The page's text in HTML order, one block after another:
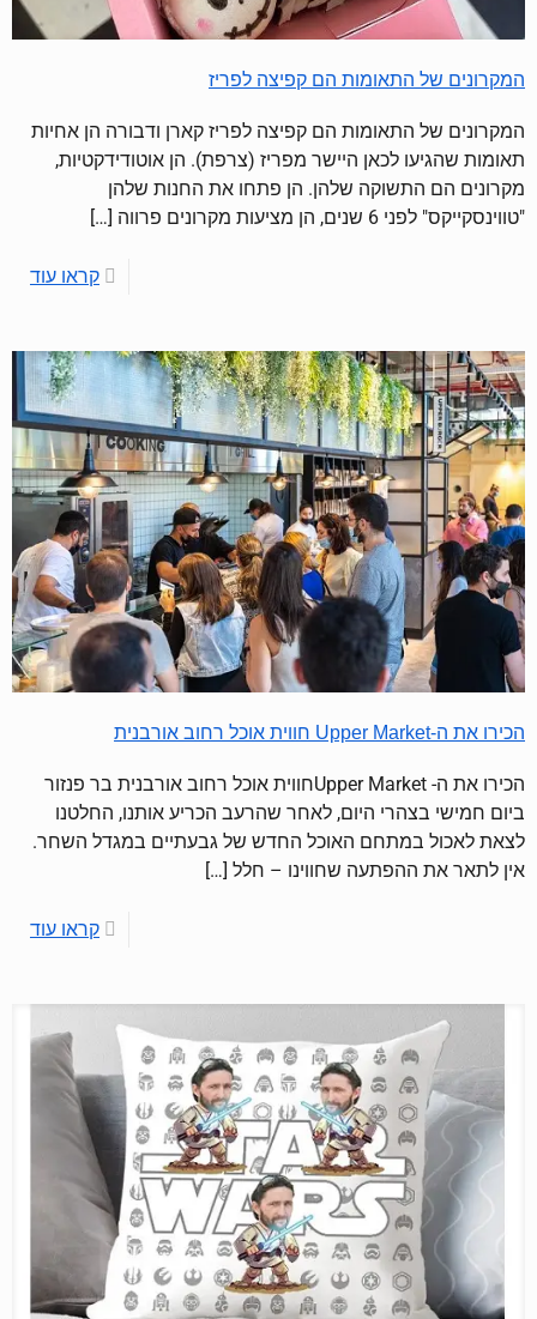
המקרונים של התאומות הם קפיצה לפריז
המקרונים של התאומות הם קפיצה לפריז קארן ודבורה הן אחיות
תאומות שהגיעו לכאן היישר מפריז (צרפת). הן אוטודידקטיות,
מקרונים הם התשוקה שלהן. הן פתחו את החנות שלהן
"טווינסקייקס" לפני 6 שנים, הן מציעות מקרונים פרווה
[…]
קראו עוד
הכירו את ה-Upper Market חווית אוכל רחוב אורבנית
הכירו את ה- Upper Marketחווית אוכל רחוב אורבנית בר פנזור
ביום חמישי בצהרי היום, לאחר שהרעב הכריע אותנו, החלטנו
לצאת לאכול במתחם האוכל החדש של גבעתיים במגדל השחר.
אין לתאר את ההפתעה שחווינו – חלל […]
קראו עוד